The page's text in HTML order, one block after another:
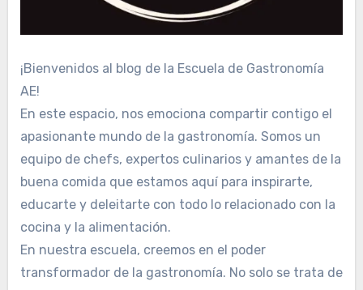
¡Bienvenidos al blog de la Escuela de Gastronomía
AE!
En este espacio, nos emociona compartir contigo el
apasionante mundo de la gastronomía. Somos un
equipo de chefs, expertos culinarios y amantes de la
buena comida que estamos aquí para inspirarte,
educarte y deleitarte con todo lo relacionado con la
cocina y la alimentación.
En nuestra escuela, creemos en el poder
transformador de la gastronomía. No solo se trata de